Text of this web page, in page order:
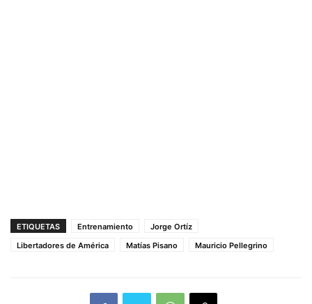
ETIQUETAS Entrenamiento
Jorge Ortíz
Libertadores de América
Matías Pisano Mauricio Pellegrino